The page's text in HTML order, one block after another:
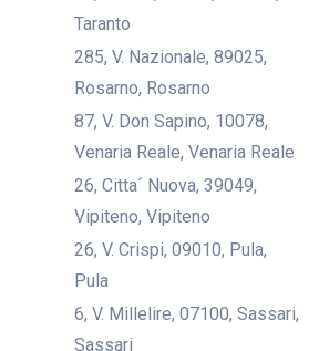
Taranto
285, V. Nazionale, 89025,
Rosarno, Rosarno
87, V. Don Sapino, 10078,
Venaria Reale, Venaria Reale
26, Citta´ Nuova, 39049,
Vipiteno, Vipiteno
26, V. Crispi, 09010, Pula,
Pula
6, V. Millelire, 07100, Sassari,
Sassari